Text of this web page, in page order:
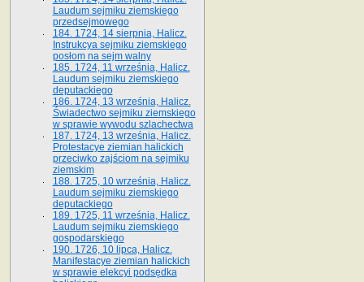
Laudum sejmiku ziemskiego
przedsejmowego
184. 1724, 14 sierpnia, Halicz.
Instrukcya sejmiku ziemskiego
posłom na sejm walny
185. 1724, 11 września, Halicz.
Laudum sejmiku ziemskiego
deputackiego
186. 1724, 13 września, Halicz.
Świadectwo sejmiku ziemskiego
w sprawie wywodu szlachectwa
187. 1724, 13 września, Halicz.
Protestacye ziemian halickich
przeciwko zajściom na sejmiku
ziemskim
188. 1725, 10 września, Halicz.
Laudum sejmiku ziemskiego
deputackiego
189. 1725, 11 września, Halicz.
Laudum sejmiku ziemskiego
gospodarskiego
190. 1726, 10 lipca, Halicz.
Manifestacye ziemian halickich
w sprawie elekcyi podsędka